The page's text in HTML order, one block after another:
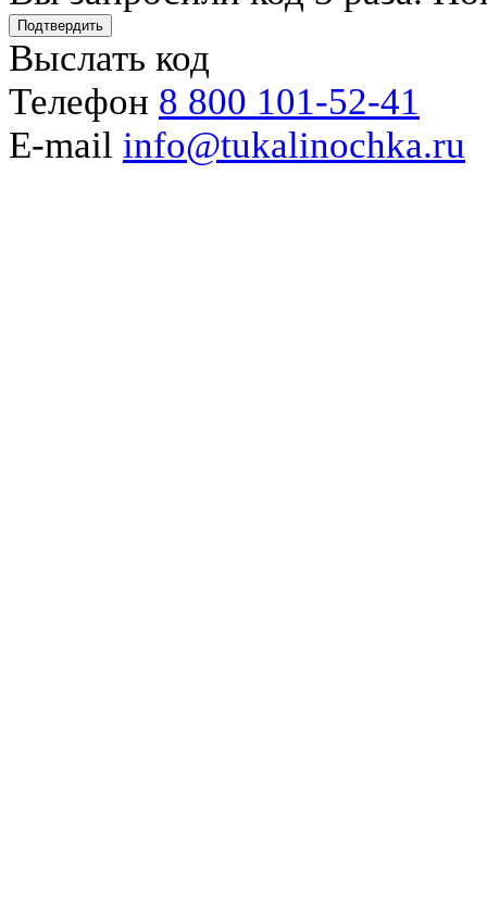
Подтвердить
Выслать код
Телефон 8 800 101-52-41
E-mail info@tukalinochka.ru